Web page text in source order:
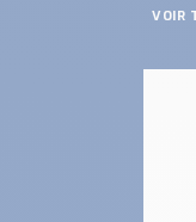
VOIR